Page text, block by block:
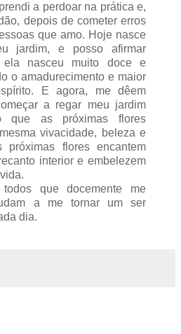
a perdoar na prática e,
depois de cometer erros
que amo. Hoje nasce
jardim, e posso afirmar
ela nasceu muito doce e
o amadurecimento e maior
E agora, me dêem
a regar meu jardim
que as próximas flores
vivacidade, beleza e
próximas flores encantem
interior e embelezem
que docemente me
a me tornar um ser
dia.